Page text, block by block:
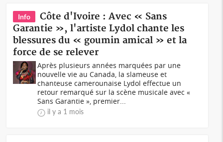
Info
Côte d'Ivoire : Avec « Sans
Garantie », l'artiste Lydol chante les
blessures du « goumin amical » et la
force de se relever
Après plusieurs années marquées par une
nouvelle vie au Canada, la slameuse et
chanteuse camerounaise Lydol effectue un
retour remarqué sur la scène musicale avec «
Sans Garantie », premier...
il y a 1 mois